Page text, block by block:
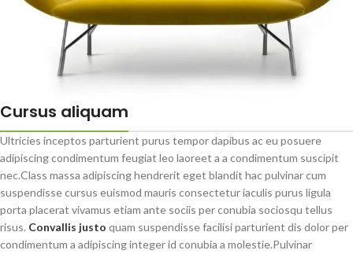
Cursus aliquam
Ultricies inceptos parturient purus tempor dapibus ac eu posuere
adipiscing condimentum feugiat leo laoreet a a condimentum suscipit
nec.Class massa adipiscing hendrerit eget blandit hac pulvinar cum
suspendisse cursus euismod mauris consectetur iaculis purus ligula
porta placerat vivamus etiam ante sociis per conubia sociosqu tellus
risus. Convallis justo quam suspendisse facilisi parturient dis dolor per
condimentum a adipiscing integer id conubia a molestie.Pulvinar